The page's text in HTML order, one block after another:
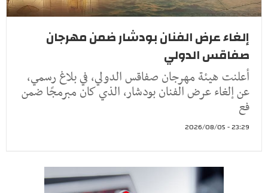
إلغاء عرض الفنان بودشار ضمن مهرجان
صفاقس الدولي
أعلنت هيئة مهرجان صفاقس الدولي، في بلاغ رسمي،
عن إلغاء عرض الفنان بودشار، الذي كان مبرمجًا ضمن
فع
23:29 - 2026/08/05